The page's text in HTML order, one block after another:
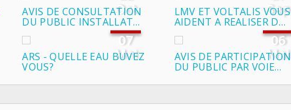
Oct
AVIS DE CONSULTATION
DU PUBLIC INSTALLAT…
Sep
LMV ET VOLTALIS VOUS
AIDENT A REALISER D…
07
Mai
ARS - QUELLE EAU BUVEZ
VOUS?
06
Mai
AVIS DE PARTICIPATION
DU PUBLIC PAR VOIE…